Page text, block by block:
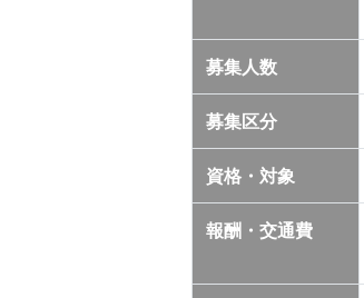
募集人数
募集区分
資格・対象
報酬・交通費